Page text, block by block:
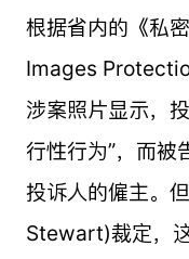
根据省内的《私
Images
涉案照片显示，
行性行为”，而被
投诉人的僱主。
Stewart)裁定，